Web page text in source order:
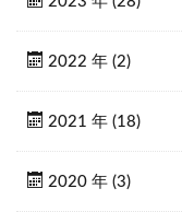
2022 年 (2)
2021 年 (18)
2020 年 (3)